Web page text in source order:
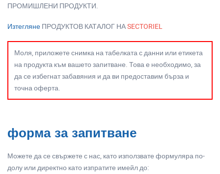
ПРОМИШЛЕНИ ПРОДУКТИ.
Изтегляне ПРОДУКТОВ КАТАЛОГ НАSECTORIEL
Моля, приложете снимка на табелката с данни или етикета
на продукта към вашето запитване. Това е необходимо, за
да се избегнат забавяния и да ви предоставим бърза и
точна оферта.
форма за запитване
Можете да се свържете с нас, като използвате формуляра по-
долу или директно като изпратите имейл до: